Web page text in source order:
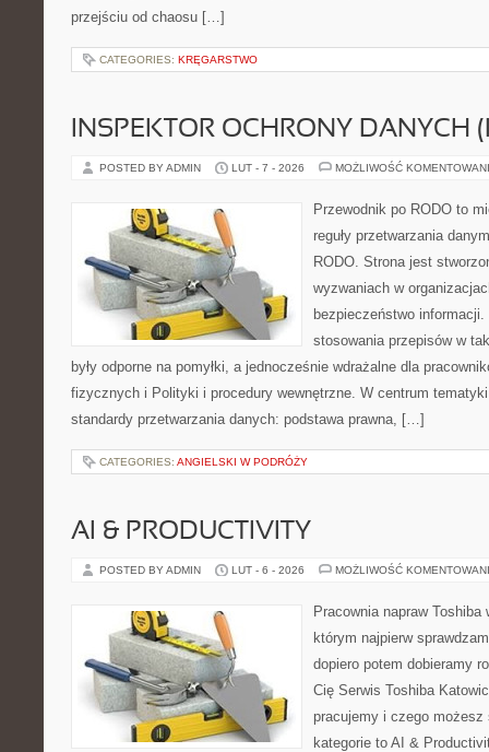
przejściu od chaosu […]
CATEGORIES: KRĘGARSTWO
INSPEKTOR OCHRONY DANYCH
POSTED BY ADMIN LUT - 7 - 2026 MOŻLIWOŚĆ
Przewodnik po RODO to
reguły przetwarzania
RODO. Strona jest
wyzwaniach w
bezpieczeństwo
stosowania przepisów w
były odporne na pomyłki, a jednocześnie wdrażalne dla
fizycznych i Polityki i procedury wewnętrzne. W centrum
standardy przetwarzania danych: podstawa prawna, […]
CATEGORIES: ANGIELSKI W PODRÓŻY
AI & PRODUCTIVITY
POSTED BY ADMIN LUT - 6 - 2026 MOŻLIWOŚĆ
Pracownia napraw
którym najpierw
dopiero potem dobieramy
Cię Serwis Toshiba
pracujemy i czego
kategorie to AI &